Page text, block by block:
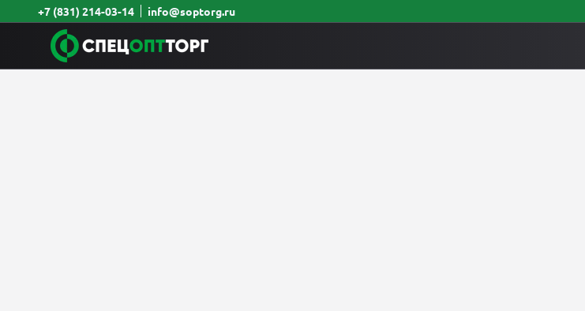
+7 (831) 214-03-14 info@soptorg.ru